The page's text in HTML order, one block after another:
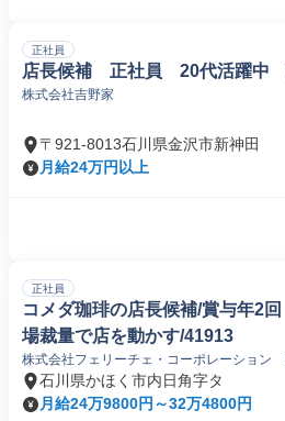
正社員
店長候補 正社員 20代活躍中
株式会社吉野家
〒921-8013石川県金沢市新神田
月給24万円以上
正社員
コメダ珈琲の店長候補/賞与年2
場裁量で店を動かす/41913
株式会社フェリーチェ・コーポレーション
く店石川県かほく市内日角字タ
月給24万9800円～32万4800円